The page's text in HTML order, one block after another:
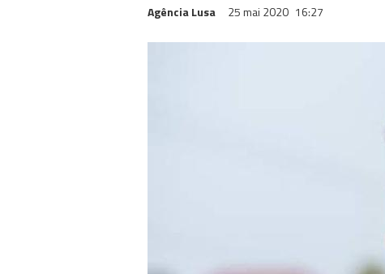
Agência Lusa 25 mai 2020 16:27